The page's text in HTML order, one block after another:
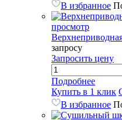
В избранное
просмотр
запросу
Запросить цену
Подробнее
Купить в 1 клик
В избранное